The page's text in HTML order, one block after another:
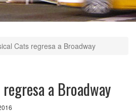
Cats regresa a Broadway
a Broadway